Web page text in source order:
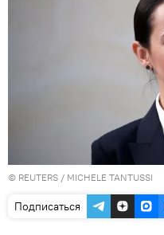
© REUTERS / MICHELE TANTUSSI
Подписаться